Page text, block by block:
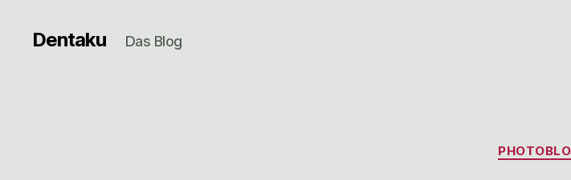
Dentaku Das Blog